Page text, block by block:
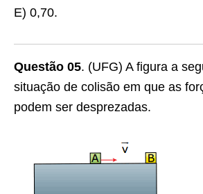
E) 0,70.
Questão 05. (UFG) A figura a
situação de colisão em que as
podem ser desprezadas.